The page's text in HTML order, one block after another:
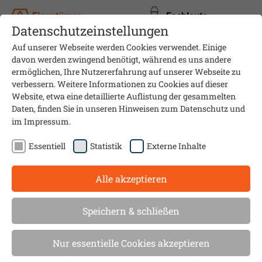
Eigentümer Fachleute
Online-Veranstaltung
Wie gelingt der
Heizungstausch?
Datenschutzeinstellungen
Auf unserer Webseite werden Cookies verwendet. Einige
davon werden zwingend benötigt, während es uns andere
ermöglichen, Ihre Nutzererfahrung auf unserer Webseite zu
verbessern. Weitere Informationen zu Cookies auf dieser
Website, etwa eine detaillierte Auflistung der gesammelten
Daten, finden Sie in unseren Hinweisen zum Datenschutzund
im Impressum.
Essentiell Statistik Externe Inhalte
Alle akzeptieren
Speichern & schließen
Nur essentielle Cookies akzeptieren